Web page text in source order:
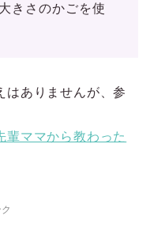
きさのかごを使
はありませんが、参
輩ママから教わった